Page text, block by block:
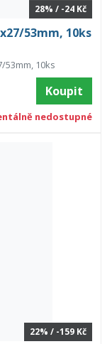
28% / -24 Kč
53mm, 10ks
53mm, 10ks
Koupit
nedostupné
22% / -159 Kč